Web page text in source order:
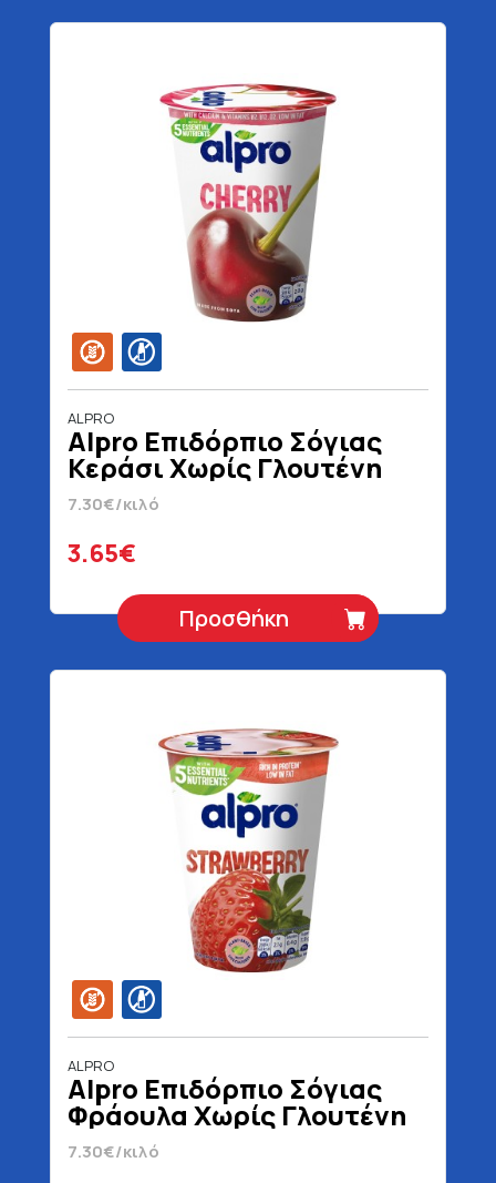
ALPRO
Alpro Επιδόρπιο Σόγιας
Κεράσι Χωρίς Γλουτένη
Χωρίς Λακτόζη 500 gr
7.30€/κιλό
3.65€
Προσθήκη
ALPRO
Alpro Επιδόρπιο Σόγιας
Φράουλα Χωρίς Γλουτένη
Χωρίς Λακτόζη 500 gr
7.30€/κιλό